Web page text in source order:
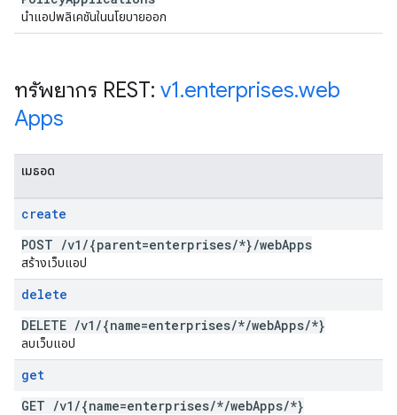
นำแอปพลิเคชันในนโยบายออก
ทรัพยากร REST: v1.enterprises.web
Apps
เมธอด
create
POST /v1 /{parent=enterprises/*}/webApps
สร้างเว็บแอป
delete
DELETE /v1 /{name=enterprises/*/webApps/*}
ลบเว็บแอป
get
GET /v1 /{name=enterprises/*/webApps/*}